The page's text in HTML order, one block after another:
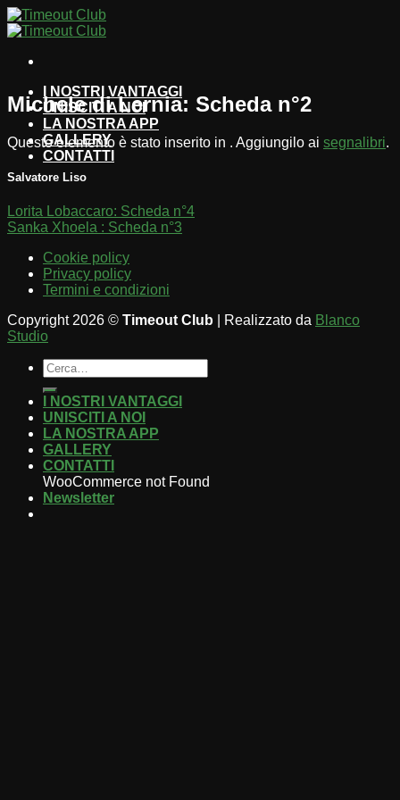
Salta
ai
I NOSTRI VANTAGGI
UNISCITI A NOI
LA NOSTRA APP
GALLERY
CONTATTI
Michele di Lernia: Scheda n°2
Questo elemento è stato inserito in . Aggiungilo ai segnalibri.
Salvatore Liso
Lorita Lobaccaro: Scheda n°4
Sanka Xhoela : Scheda n°3
Cookie policy
Privacy policy
Termini e condizioni
Copyright 2026 © Timeout Club | Realizzato da Blanco
Studio
I NOSTRI VANTAGGI
UNISCITI A NOI
LA NOSTRA APP
GALLERY
CONTATTI
WooCommerce not Found
Newsletter